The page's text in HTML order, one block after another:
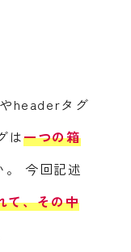
headerタグ
は一つの箱
今回記述
て、その中